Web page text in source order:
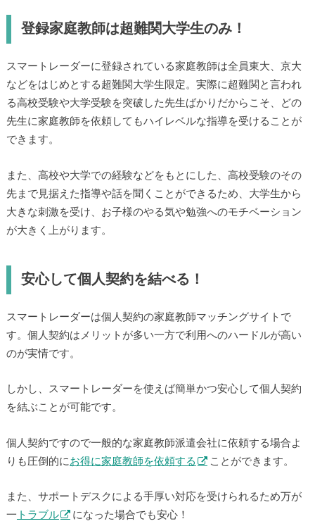
登録家庭教師は超難関大学生のみ！
スマートレーダーに登録されている家庭教師は全員東大、京大
などをはじめとする超難関大学生限定。実際に超難関と言われ
る高校受験や大学受験を突破した先生ばかりだからこそ、どの
先生に家庭教師を依頼してもハイレベルな指導を受けることが
できます。
また、高校や大学での経験などをもとにした、高校受験のその
先まで見据えた指導や話を聞くことができるため、大学生から
大きな刺激を受け、お子様のやる気や勉強へのモチベーション
が大きく上がります。
安心して個人契約を結べる！
スマートレーダーは個人契約の家庭教師マッチングサイトで
す。個人契約はメリットが多い一方で利用へのハードルが高い
のが実情です。
しかし、スマートレーダーを使えば簡単かつ安心して個人契約
を結ぶことが可能です。
個人契約ですので一般的な家庭教師派遣会社に依頼する場合よ
りも圧倒的に お得に家庭教師を依頼する ことができます。
また、サポートデスクによる手厚い対応を受けられるため万が
一 トラブル になった場合でも安心！